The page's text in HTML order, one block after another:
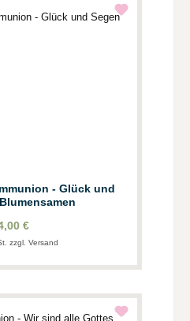
- Glück und
€
zzgl. Versand